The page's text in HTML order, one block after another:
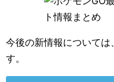
今後の新情報については
す。